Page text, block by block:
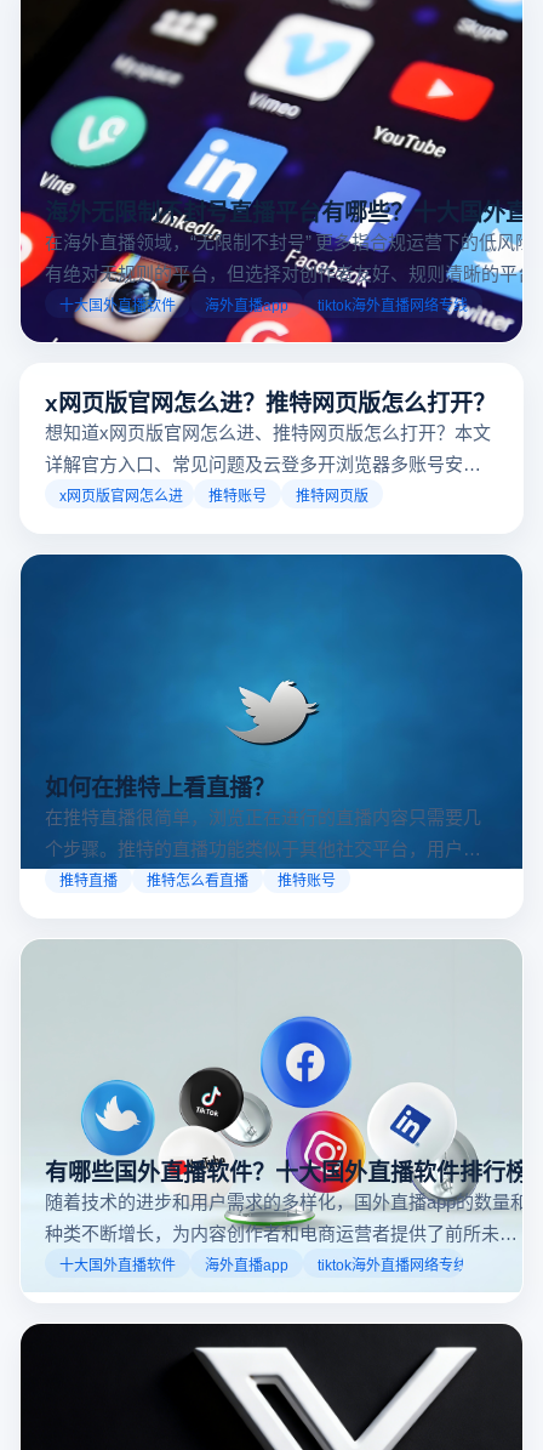
海外无限制不封号直播平台有哪些？十大国外直
在海外直播领域，“无限制不封号” 更多指合规运营下的低风
有绝对无规则的平台，但选择对创作者友好、规则清晰的平台
业工具规避风险，能显著降低封号概率。以下推荐十大国外
台，并结合云登多开浏览器的功能，详解如何安全高效运营。
十大国外直播软件 海外直播app tiktok海外直播网络专线
访问方案，助你稳定登录高效运营。
推特账号 推特网页版
在推特直播很简单，浏览正在进行的直播内容只需要几
个步骤。推特的直播功能类似于其他社交平台，用户可
以通过关注自己喜欢的账号、浏览话题标签或查看实时
动态来找到直播。推特提供了一个方便的平台，让用户
可以随时随地参与实时互动，无论是关注新闻事件、休
闲活动还是个人直播。接下来，我们将介绍具体的观看
步骤和技巧。
推特怎么看直播 推特账号
有哪些国外直播软件？十大国外直播软件排行榜
随着技术的进步和用户需求的多样化，国外直播app的数量和
种类不断增长，为内容创作者和电商运营者提供了前所未有